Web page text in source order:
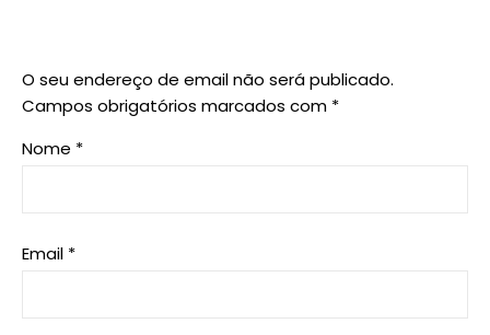
O seu endereço de email não será publicado.
Campos obrigatórios marcados com *
Nome *
Email *